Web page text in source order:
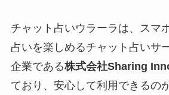
チャット占いウラーラは、スマ
占いを楽しめるチャット占いサ
企業である株式会社Sharing
ており、安心して利用できるの